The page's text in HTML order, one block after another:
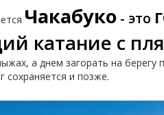
Чакабуко - это
катание с
а днем загорать на
сохраняется и позже.